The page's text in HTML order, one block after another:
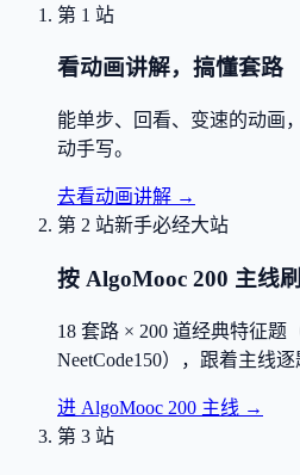
第 1 站
看动画讲解，搞懂套路
能单步、回看、变速的动画
动手写。
去看动画讲解 →
第 2 站新手必经大站
按 AlgoMooc 200 主线
18 套路 × 200 道经典特征题
NeetCode150），跟着主线
进 AlgoMooc 200 主线 →
第 3 站